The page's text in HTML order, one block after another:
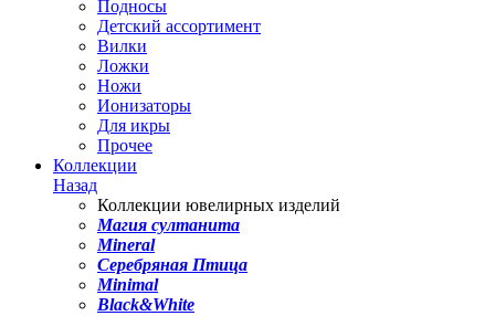
Подносы
Детский ассортимент
Вилки
Ложки
Ножи
Ионизаторы
Для икры
Прочее
Коллекции
Назад
Коллекции ювелирных изделий
Магия султанита
Mineral
Серебряная Птица
Minimal
Black&White